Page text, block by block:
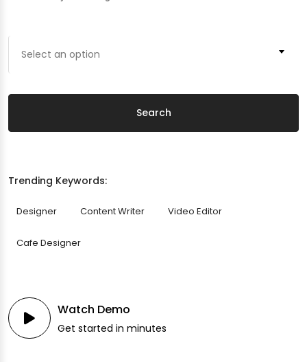
Select an option
Search
Trending Keywords:
Designer Content Writer Video Editor
Cafe Designer
Watch Demo
Get started in minutes